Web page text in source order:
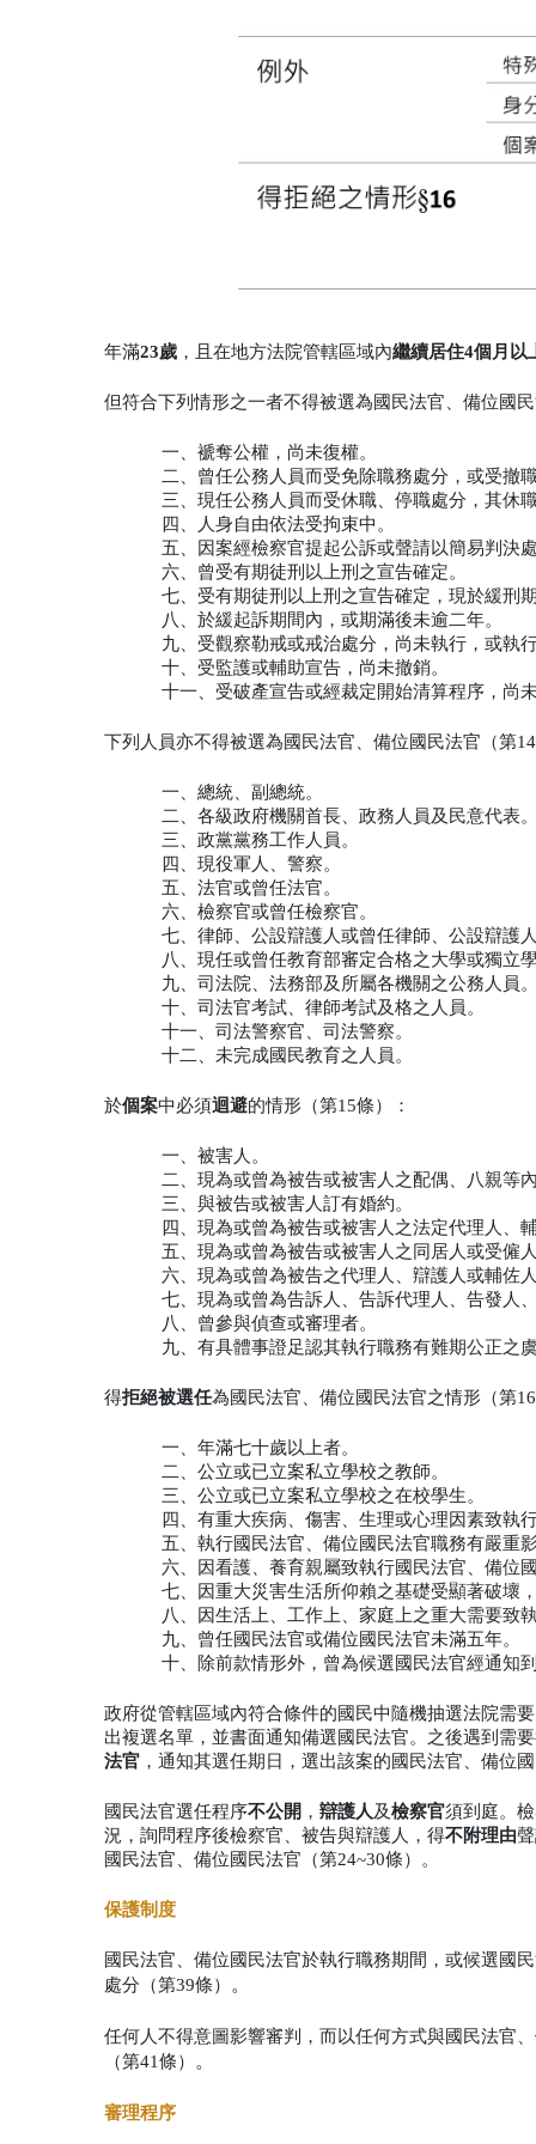
年滿23歲 ，且在地方法院管轄區域內繼續居住4個月以
但符合下列情形之一者不得被選為國民法官、備位國
一、褫奪公權，尚未復權。
二、曾任公務人員而受免除職務處分，或受撤
三、現任公務人員而受休職、停職處分，其休
四、人身自由依法受拘束中。
五、因案經檢察官提起公訴或聲請以簡易判決
六、曾受有期徒刑以上刑之宣告確定。
七、受有期徒刑以上刑之宣告確定，現於緩刑
八、於緩起訴期間內，或期滿後未逾二年。
九、受觀察勒戒或戒治處分，尚未執行，或執
十、受監護或輔助宣告，尚未撤銷。
十一、受破產宣告或經裁定開始清算程序，尚
下列人員亦不得被選為國民法官、備位國民法官（第
一、總統、副總統。
二、各級政府機關首長、政務人員及民意代表
三、政黨黨務工作人員。
四、現役軍人、警察。
五、法官或曾任法官。
六、檢察官或曾任檢察官。
七、律師、公設辯護人或曾任律師、公設辯護
八、現任或曾任教育部審定合格之大學或獨立
九、司法院、法務部及所屬各機關之公務人員
十、司法官考試、律師考試及格之人員。
十一、司法警察官、司法警察。
十二、未完成國民教育之人員。
於個案中必須迴避的情形（第15條）：
一、被害人。
二、現為或曾為被告或被害人之配偶、八親等
三、與被告或被害人訂有婚約。
四、現為或曾為被告或被害人之法定代理人、
五、現為或曾為被告或被害人之同居人或受僱
六、現為或曾為被告之代理人、辯護人或輔佐
七、現為或曾為告訴人、告訴代理人、告發人
八、曾參與偵查或審理者。
九、有具體事證足認其執行職務有難期公正之
得拒絕被選任為國民法官、備位國民法官之情形（第
一、年滿七十歲以上者。
二、公立或已立案私立學校之教師。
三、公立或已立案私立學校之在校學生。
四、有重大疾病、傷害、生理或心理因素致執
五、執行國民法官、備位國民法官職務有嚴重
六、因看護、養育親屬致執行國民法官、備位
七、因重大災害生活所仰賴之基礎受顯著破壞
八、因生活上、工作上、家庭上之重大需要致
九、曾任國民法官或備位國民法官未滿五年。
十、除前款情形外，曾為候選國民法官經通知
政府從管轄區域內符合條件的國民中隨機抽選法院需
出複選名單，並書面通知備選國民法官。之後遇到需
法官 ，通知其選任期日，選出該案的國民法官、備位
國民法官選任程序不公開 ， 辯護人及檢察官須到庭。
況，詢問程序後檢察官、被告與辯護人，得不附理由
國民法官、備位國民法官（第24~30條）。
保護制度
國民法官、備位國民法官於執行職務期間，或候選國
處分（第39條）
。
任何人不得意圖影響審判，而以任何方式與國民法官
（第41條）
。
審理程序